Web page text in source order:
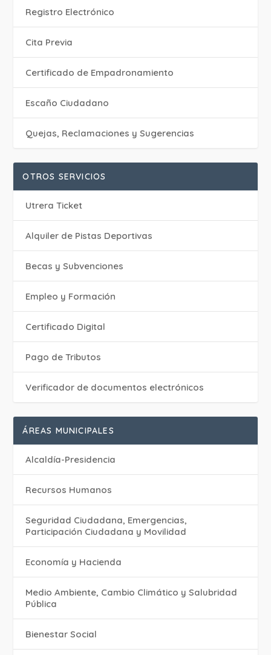
Registro Electrónico
Cita Previa
Certificado de Empadronamiento
Escaño Ciudadano
Quejas, Reclamaciones y Sugerencias
OTROS SERVICIOS
Utrera Ticket
Alquiler de Pistas Deportivas
Becas y Subvenciones
Empleo y Formación
Certificado Digital
Pago de Tributos
Verificador de documentos electrónicos
ÁREAS MUNICIPALES
Alcaldía-Presidencia
Recursos Humanos
Seguridad Ciudadana, Emergencias,
Participación Ciudadana y Movilidad
Economía y Hacienda
Medio Ambiente, Cambio Climático y Salubridad
Pública
Bienestar Social